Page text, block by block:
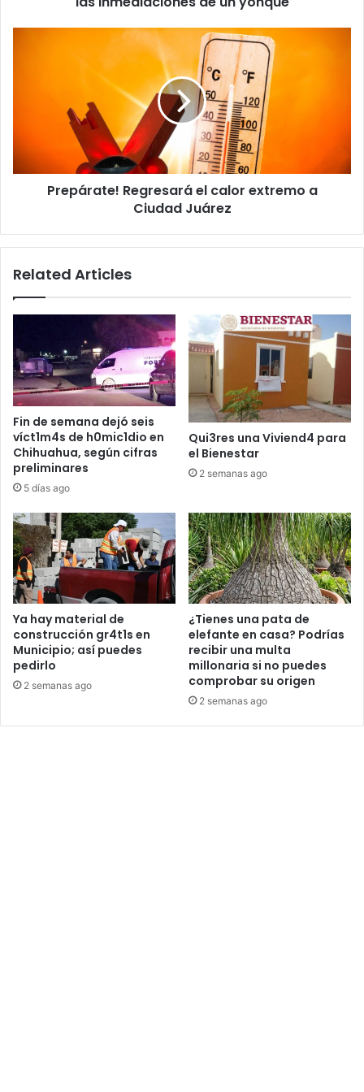
Prepárate! Regresará el calor extremo a
Ciudad Juárez
Related Articles
Fin de semana dejó seis
víct1m4s de h0mic1dio en
Chihuahua, según cifras
preliminares
5 días ago
Qui3res una Viviend4 para
el Bienestar
2 semanas ago
Ya hay material de
construcción gr4t1s en
Municipio; así puedes
pedirlo
2 semanas ago
¿Tienes una pata de
elefante en casa? Podrías
recibir una multa
millonaria si no puedes
comprobar su origen
2 semanas ago